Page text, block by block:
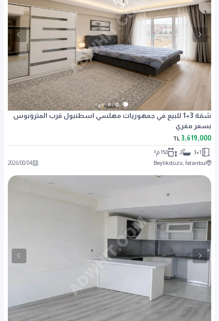
شقة 3+1 للبيع في جمهوريات مهلسي اسطنبول قرب المتروبوس
بسعر مغري
3,619,000
TL
3+1
2
150 م²
Beylikdüzü, İstanbul
2026/08/04